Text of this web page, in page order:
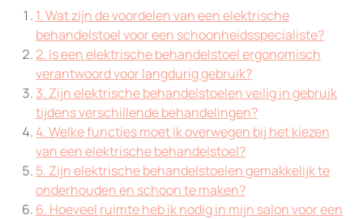
1. Wat zijn de voordelen van een elektrische
behandelstoel voor een schoonheidsspecialiste?
2. Is een elektrische behandelstoel ergonomisch
verantwoord voor langdurig gebruik?
3. Zijn elektrische behandelstoelen veilig in gebruik
tijdens verschillende behandelingen?
4. Welke functies moet ik overwegen bij het kiezen
van een elektrische behandelstoel?
5. Zijn elektrische behandelstoelen gemakkelijk te
onderhouden en schoon te maken?
6. Hoeveel ruimte heb ik nodig in mijn salon voor een